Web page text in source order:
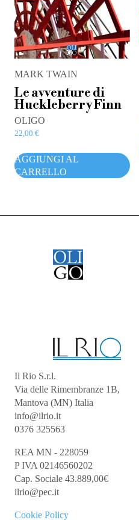
MARK TWAIN
Le avventure di
Huckleberry Finn
OLIGO
22,00 €
AGGIUNGI AL
CARRELLO
Il Rio S.r.l.
Via delle Rimembranze 1B,
Mantova (MN) Italia
info@ilrio.it
0376 325563
REA MN - 228059
P IVA 02146560202
Cap. Sociale 43.889,00€
ilrio@pec.it
Cookie Policy